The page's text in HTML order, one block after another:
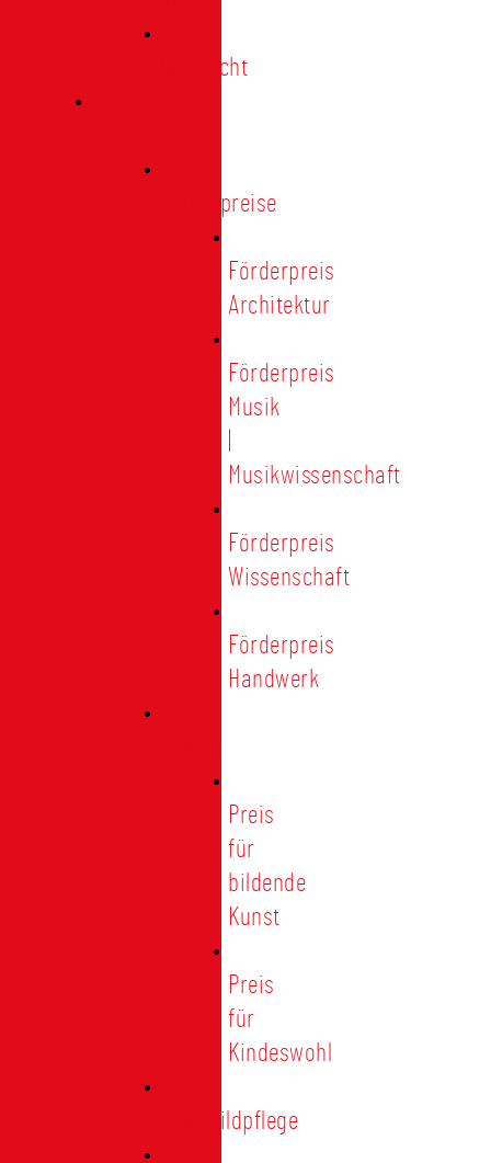
Übersicht
Förderpreise
Förderpreis
Architektur
Förderpreis
Musik
Musikwissenschaft
Förderpreis
Wissenschaft
Förderpreis
Handwerk
Preis
für
bildende
Kunst
Preis
für
Kindeswohl
Stadtbildpflege